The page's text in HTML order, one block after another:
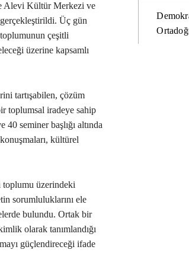
Alevi Kültür Merkezi ve
Üç gün
çeşitli
üzerine kapsamlı
tartışabilen, çözüm
toplumsal iradeye sahip
seminer başlığı altında
kültürel
toplumu üzerindeki
sorumluluklarını ele
bulundu. Ortak bir
olarak tanımlandığı
güçlendireceği ifade